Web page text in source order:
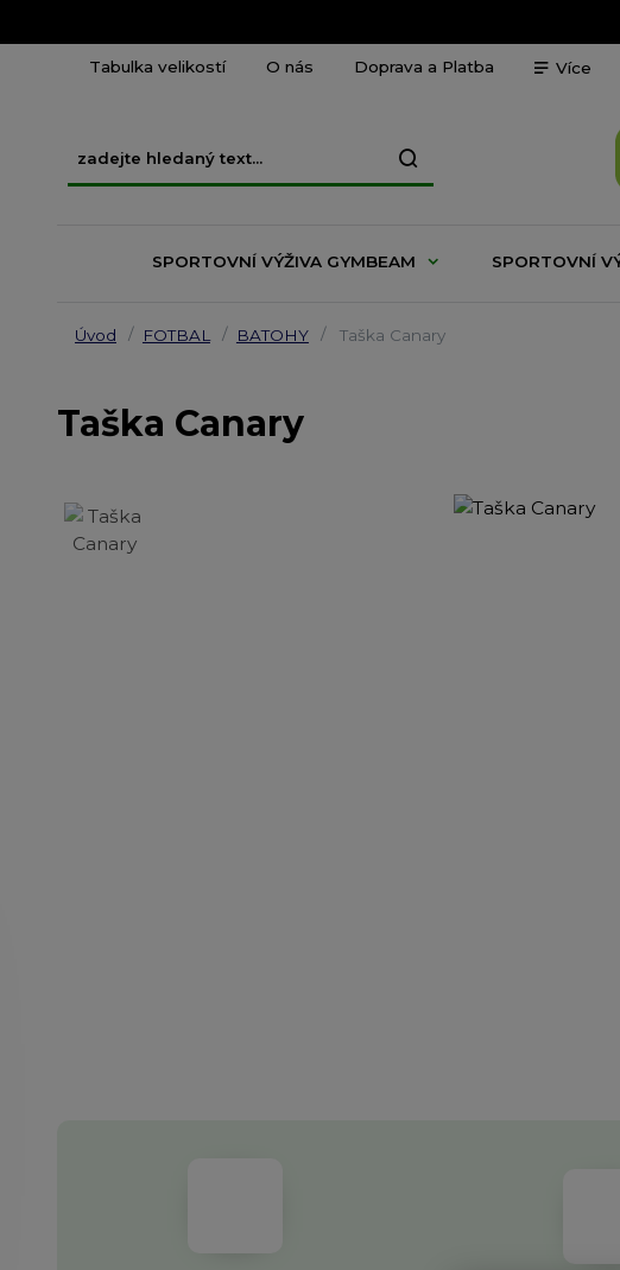
Tabulka velikostí O nás Doprava a Platba Více
SPORTOVNÍ VÝŽIVA GYMBEAM SPORTOVNÍ
Úvod FOTBAL BATOHY Taška Canary
Taška Canary